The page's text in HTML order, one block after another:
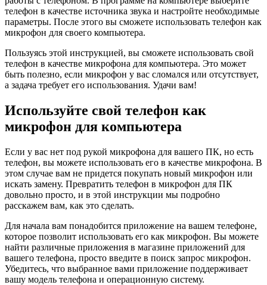
телефон в качестве источника звука и настройте необходимые
параметры. После этого вы сможете использовать телефон как
микрофон для своего компьютера.
Пользуясь этой инструкцией, вы сможете использовать свой
телефон в качестве микрофона для компьютера. Это может
быть полезно, если микрофон у вас сломался или отсутствует,
а задача требует его использования. Удачи вам!
Используйте свой телефон как
микрофон для компьютера
Если у вас нет под рукой микрофона для вашего ПК, но есть
телефон, вы можете использовать его в качестве микрофона. В
этом случае вам не придется покупать новый микрофон или
искать замену. Превратить телефон в микрофон для ПК
довольно просто, и в этой инструкции мы подробно
расскажем вам, как это сделать.
Для начала вам понадобится приложение на вашем телефоне,
которое позволит использовать его как микрофон. Вы можете
найти различные приложения в магазине приложений для
вашего телефона, просто введите в поиск запрос микрофон.
Убедитесь, что выбранное вами приложение поддерживает
вашу модель телефона и операционную систему.